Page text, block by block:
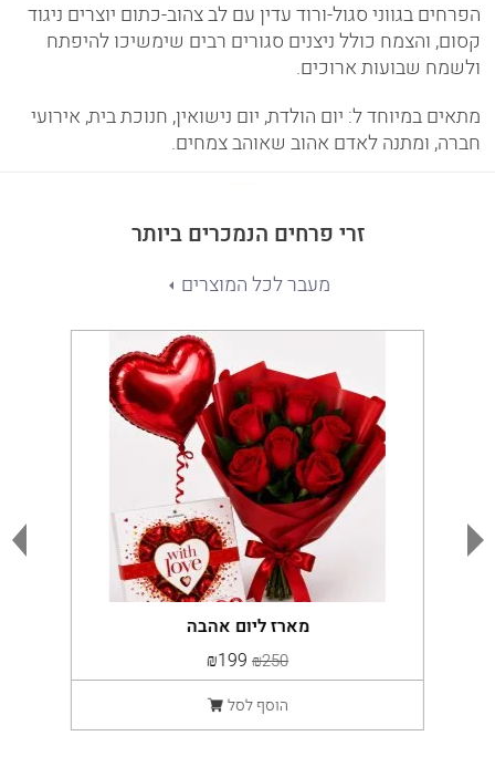
הפרחים בגווני סגול-ורוד עדין עם לב צהוב-כתום יוצרים ניגוד
קסום, והצמח כולל ניצנים סגורים רבים שימשיכו להיפתח
ולשמח שבועות ארוכים.
מתאים במיוחד ל: יום הולדת, יום נישואין, חנוכת בית, אירועי
חברה, ומתנה לאדם אהוב שאוהב צמחים.
זרי פרחים הנמכרים ביותר
מעבר לכל המוצרים
מארז ליום אהבה
₪250
₪199
הוסף לסל